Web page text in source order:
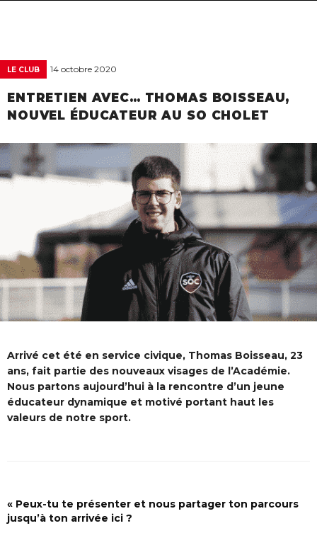
LE CLUB 14 octobre 2020
ENTRETIEN AVEC… THOMAS BOISSEAU,
NOUVEL ÉDUCATEUR AU SO CHOLET
Arrivé cet été en service civique, Thomas Boisseau, 23
ans, fait partie des nouveaux visages de l’Académie.
Nous partons aujourd’hui à la rencontre d’un jeune
éducateur dynamique et motivé portant haut les
valeurs de notre sport.
« Peux-tu te présenter et nous partager ton parcours
jusqu’à ton arrivée ici ?